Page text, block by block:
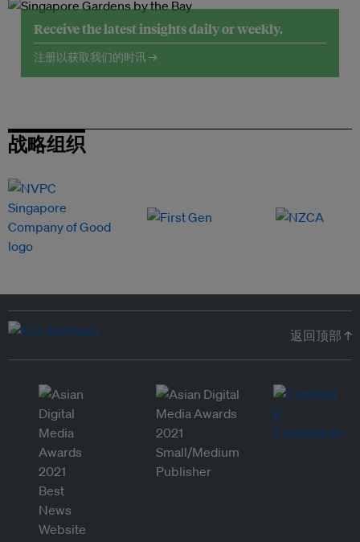
Receive the latest insights daily or weekly.
注册以获取我们的时讯 →
战略组织
返回顶部 ↑